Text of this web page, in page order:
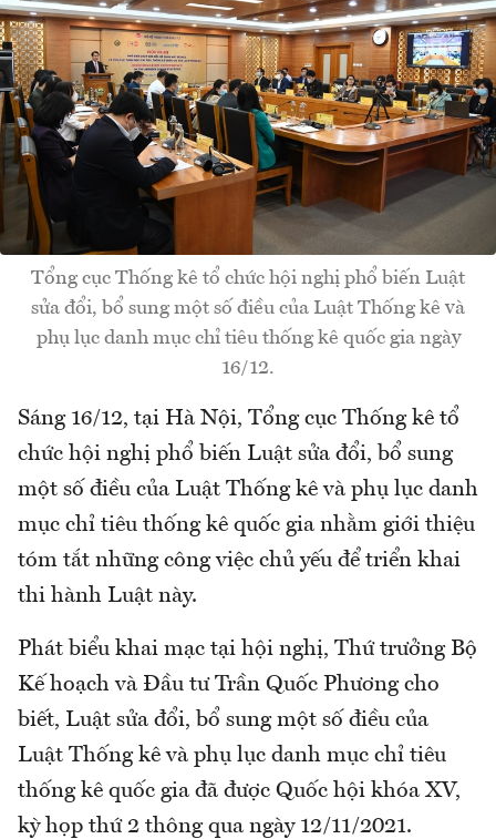
Tổng cục Thống kê tổ chức hội nghị phổ biến Luật
sửa đổi, bổ sung một số điều của Luật Thống kê và
phụ lục danh mục chỉ tiêu thống kê quốc gia ngày
16/12.
Sáng 16/12, tại Hà Nội, Tổng cục Thống kê tổ
chức hội nghị phổ biến Luật sửa đổi, bổ sung
một số điều của Luật Thống kê và phụ lục danh
mục chỉ tiêu thống kê quốc gia nhằm giới thiệu
tóm tắt những công việc chủ yếu để triển khai
thi hành Luật này.
Phát biểu khai mạc tại hội nghị, Thứ trưởng Bộ
Kế hoạch và Đầu tư Trần Quốc Phương cho
biết, Luật sửa đổi, bổ sung một số điều của
Luật Thống kê và phụ lục danh mục chỉ tiêu
thống kê quốc gia đã được Quốc hội khóa XV,
kỳ họp thứ 2 thông qua ngày 12/11/2021.